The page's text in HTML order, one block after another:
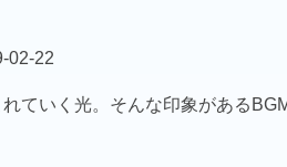
02-22
ていく光。そんな印象がある